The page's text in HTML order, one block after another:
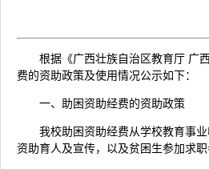
根据《广西壮族自治区教育厅 广
费的资助政策及使用情况公示如下：
一、助困资助经费的资助政策
我校助困资助经费从学校教育事
资助育人及宣传，以及贫困生参加求